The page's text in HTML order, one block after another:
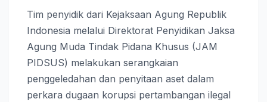
Tim penyidik dari Kejaksaan Agung Republik
Indonesia melalui Direktorat Penyidikan Jaksa
Agung Muda Tindak Pidana Khusus (JAM
PIDSUS) melakukan serangkaian
penggeledahan dan penyitaan aset dalam
perkara dugaan korupsi pertambangan ilegal